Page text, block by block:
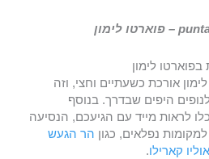
לימון
אורכת כשעתיים וחצי, וזה
היפים שבדרך. בנוסף
לראות מייד עם הגיעכם, הנסיעה
נפלאים, כגון הר הגעש
קארילו.